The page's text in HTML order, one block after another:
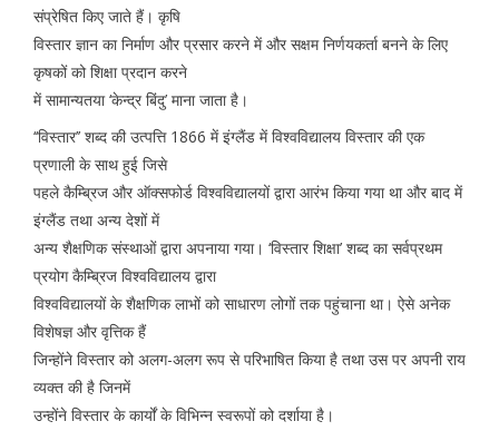
संप्रेषित किए जाते हैं। कृषि
विस्तार ज्ञान का निर्माण और प्रसार करने में और सक्षम निर्णयकर्ता बनने के लिए
कृषकों को शिक्षा प्रदान करने
में सामान्यतया ‘केन्द्र बिंदु’ माना जाता है।
‘‘विस्तार’’ शब्द की उत्पत्ति 1866 में इंग्लैंड में विश्वविद्यालय विस्तार की एक
प्रणाली के साथ हुई जिसे
पहले कैम्ब्रिज और ऑक्सफोर्ड विश्वविद्यालयों द्वारा आरंभ किया गया था और बाद में
इंग्लैंड तथा अन्य देशों में
अन्य शैक्षणिक संस्थाओं द्वारा अपनाया गया। ‘विस्तार शिक्षा’ शब्द का सर्वप्रथम
प्रयोग कैम्ब्रिज विश्वविद्यालय द्वारा
विश्वविद्यालयों के शैक्षणिक लाभों को साधारण लोगों तक पहुंचाना था। ऐसे अनेक
विशेषज्ञ और वृत्तिक हैं
जिन्होंने विस्तार को अलग-अलग रूप से परिभाषित किया है तथा उस पर अपनी राय
व्यक्त की है जिनमें
उन्होंने विस्तार के कार्यों के विभिन्न स्वरूपों को दर्शाया है।